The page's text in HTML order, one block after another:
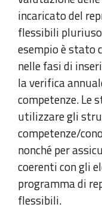
incaricato del
flessibili
esempio è stato
nelle fasi di
la verifica
competenze. Le
utilizzare gli
competenze/
nonché per
coerenti con gli
programma di
flessibili.